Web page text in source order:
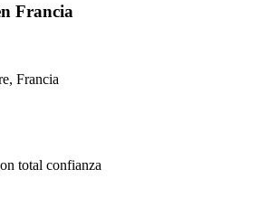
Francia
Francia
total confianza